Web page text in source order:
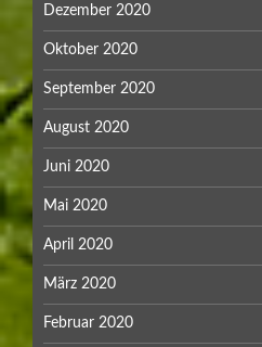
Dezember 2020
Oktober 2020
September 2020
August 2020
Juni 2020
Mai 2020
April 2020
März 2020
Februar 2020